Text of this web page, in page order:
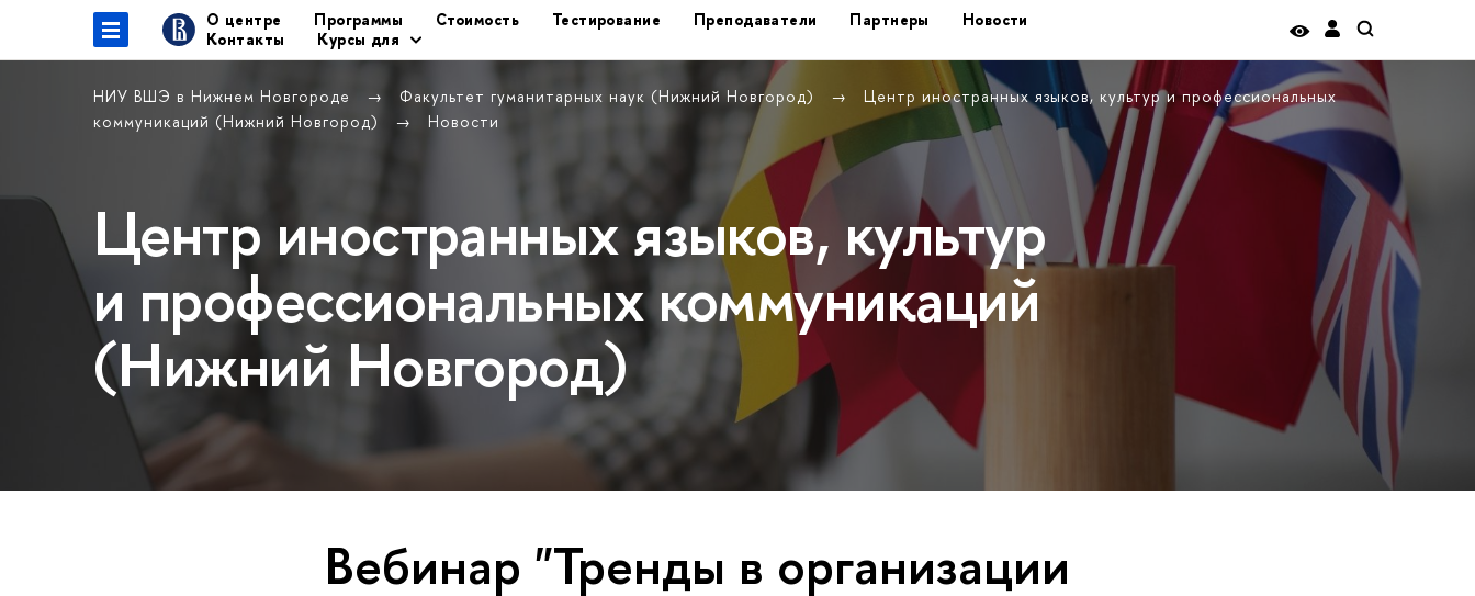
О центре Программы Стоимость Тестирование Преподаватели Партнеры
Новости
Контакты
Курсы для
НИУ ВШЭ в Нижнем Новгороде Факультет гуманитарных наук (Нижний Новгород)
Центр иностранных языков, культур и профессиональных
коммуникаций (Нижний Новгород)
Новости
Центр иностранных языков, культур
и профессиональных коммуникаций
(Нижний Новгород)
Вебинар "Тренды в организации